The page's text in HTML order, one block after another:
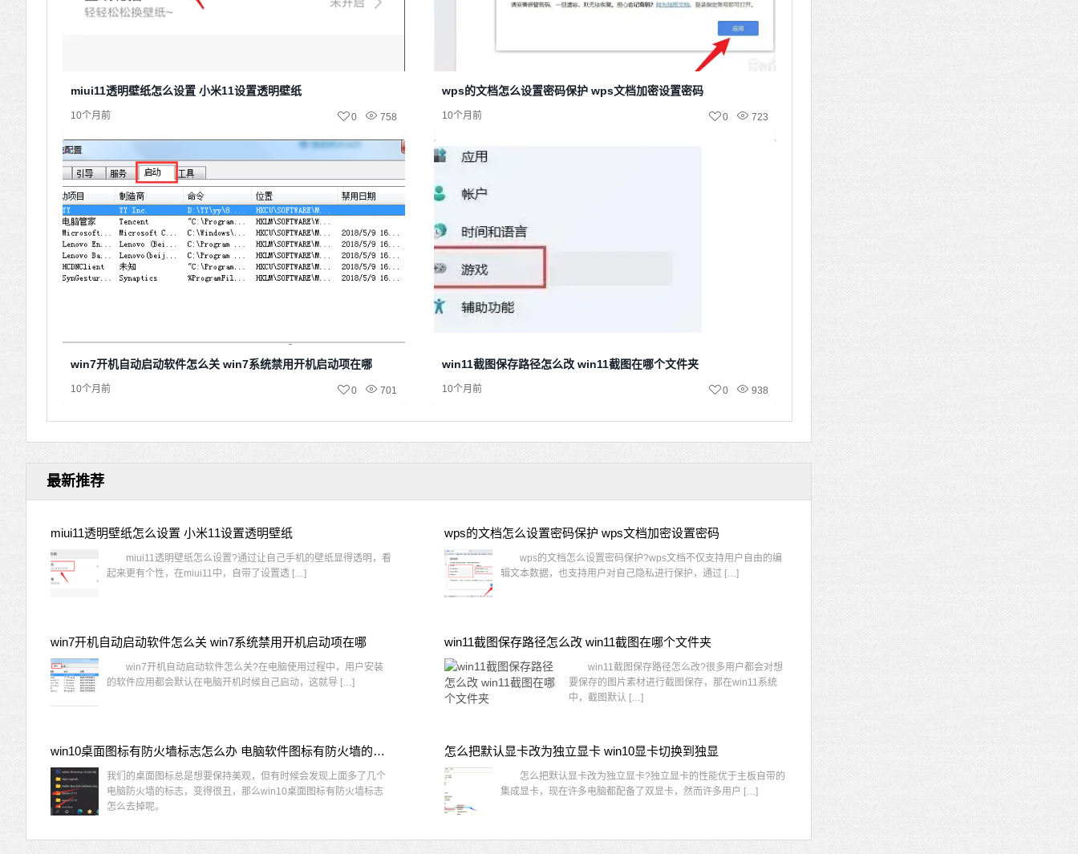
miui11透明壁纸怎么设置 小米11设置透明壁纸
10个月前 758
0
wps的文档怎么设置密码保护 wps文档加密设置密码
10个月前 723
0
win7开机自动启动软件怎么关 win7系统禁用开机启动项在哪
10个月前 701
0
win11截图保存路径怎么改 win11截图在哪个文件夹
10个月前 938
0
最新推荐
miui11透明壁纸怎么设置 小米11设置透明壁纸
miui11透明壁纸怎么设置?通过让自己手机的壁纸显得透明，看
起来更有个性，在miui11中，自带了设置透 […]
wps的文档怎么设置密码保护 wps文档加密设置密码
wps的文档怎么设置密码保护?wps文档不仅支持用户自由的编
辑文本数据，也支持用户对自己隐私进行保护，通过 […]
win7开机自动启动软件怎么关 win7系统禁用开机启动项在哪
win7开机自动启动软件怎么关?在电脑使用过程中，用户安装
的软件应用都会默认在电脑开机时候自己启动，这就导 […]
win11截图保存路径怎么改 win11截图在哪个文件夹
win11截图保存路径怎么改?很多用户都会对想
要保存的图片素材进行截图保存，那在win11系统
中，截图默认 […]
win10桌面图标有防火墙标志怎么办 电脑软件图标有防火墙的小图标怎么去掉
我们的桌面图标总是想要保持美观，但有时候会发现上面多了几个
电脑防火墙的标志，变得很丑，那么win10桌面图标有防火墙标志
怎么去掉呢。
怎么把默认显卡改为独立显卡 win10显卡切换到独显
怎么把默认显卡改为独立显卡?独立显卡的性能优于主板自带的
集成显卡，现在许多电脑都配备了双显卡，然而许多用户 […]